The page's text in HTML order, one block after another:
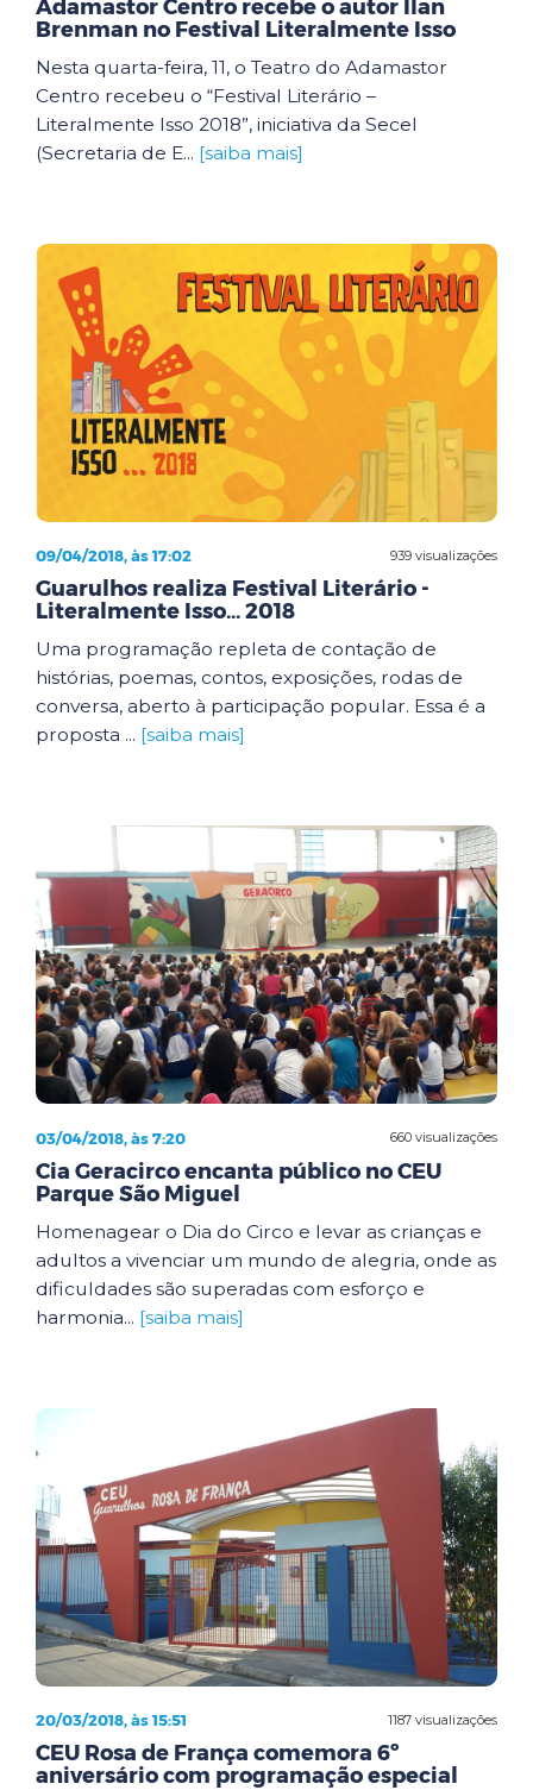
Adamastor Centro recebe o autor Ilan
Brenman no Festival Literalmente Isso
Nesta quarta-feira, 11, o Teatro do Adamastor
Centro recebeu o “Festival Literário –
Literalmente Isso 2018”, iniciativa da Secel
(Secretaria de E... [saiba mais]
939 visualizações
09/04/2018, às 17:02
Guarulhos realiza Festival Literário -
Literalmente Isso... 2018
Uma programação repleta de contação de
histórias, poemas, contos, exposições, rodas de
conversa, aberto à participação popular. Essa é a
proposta ... [saiba mais]
660 visualizações
03/04/2018, às 7:20
Cia Geracirco encanta público no CEU
Parque São Miguel
Homenagear o Dia do Circo e levar as crianças e
adultos a vivenciar um mundo de alegria, onde as
dificuldades são superadas com esforço e
harmonia... [saiba mais]
1187 visualizações
20/03/2018, às 15:51
CEU Rosa de França comemora 6º
aniversário com programação especial